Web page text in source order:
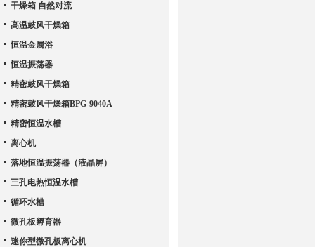
干燥箱 自然对流
高温鼓风干燥箱
恒温金属浴
恒温振荡器
精密鼓风干燥箱
精密鼓风干燥箱BPG-9040A
精密恒温水槽
离心机
落地恒温振荡器（液晶屏）
三孔电热恒温水槽
循环水槽
微孔板孵育器
迷你型微孔板离心机